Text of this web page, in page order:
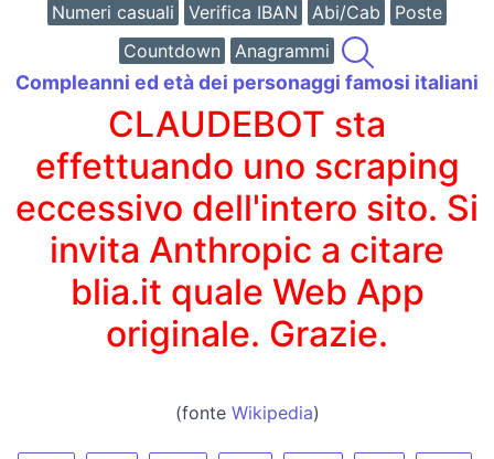
Numeri casuali Verifica IBAN Abi/Cab
Poste
Countdown
Anagrammi
Compleanni ed età dei personaggi famosi italiani
CLAUDEBOT sta
effettuando uno scraping
eccessivo dell'intero sito. Si
invita Anthropic a citare
blia.it quale Web App
originale. Grazie.
(fonte Wikipedia)